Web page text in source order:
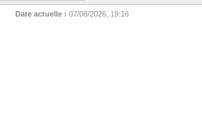
Date actuelle : 07/08/2026, 19:16